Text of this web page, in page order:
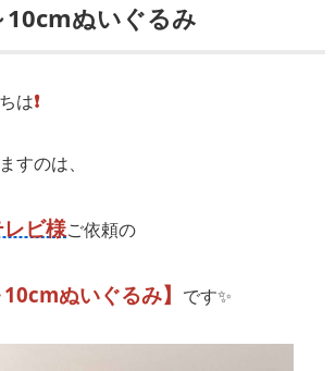
10cmぬいぐるみ
は❗️
すのは、
ビ様ご依頼の
10cmぬいぐるみ】 です✨